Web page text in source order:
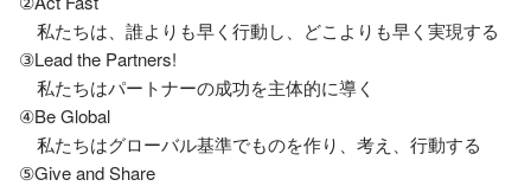
私たちは、誰よりも早く行動し、どこよりも早く実現する
③Lead the Partners!
私たちはパートナーの成功を主体的に導く
④Be Global
私たちはグローバル基準でものを作り、考え、行動する
⑤Give and Share